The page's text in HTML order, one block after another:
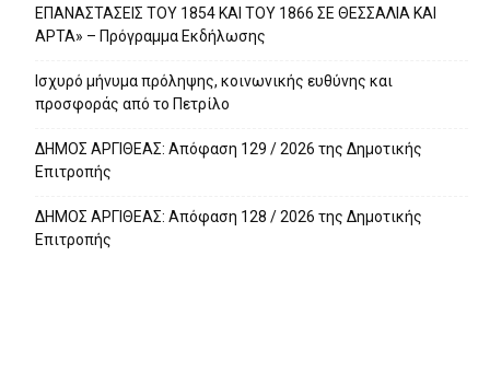
ΕΠΑΝΑΣΤΑΣΕΙΣ ΤΟΥ 1854 ΚΑΙ ΤΟΥ 1866 ΣΕ ΘΕΣΣΑΛΙΑ ΚΑΙ
ΑΡΤΑ» – Πρόγραμμα Εκδήλωσης
Ισχυρό μήνυμα πρόληψης, κοινωνικής ευθύνης και
προσφοράς από το Πετρίλο
ΔΗΜΟΣ ΑΡΓΙΘΕΑΣ: Απόφαση 129 / 2026 της Δημοτικής
Επιτροπής
ΔΗΜΟΣ ΑΡΓΙΘΕΑΣ: Απόφαση 128 / 2026 της Δημοτικής
Επιτροπής